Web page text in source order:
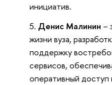
инициатив.
Денис Малинин –
жизни вуза,
поддержку
сервисов,
оперативный доступ